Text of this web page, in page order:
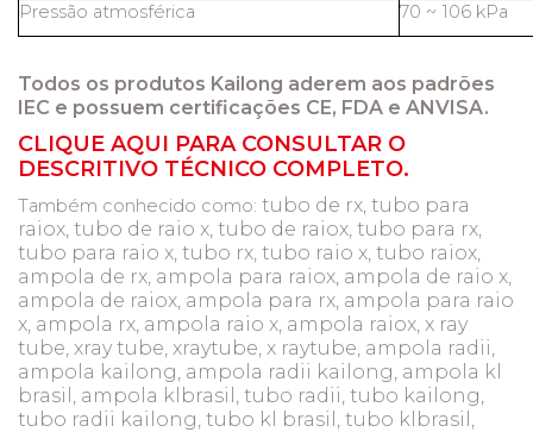
Pressão atmosférica
70 ~ 106 kPa
Todos os produtos Kailong aderem aos padrões
IEC e possuem certificações CE, FDA e ANVISA.
CLIQUE AQUI PARA CONSULTAR O
DESCRITIVO TÉCNICO COMPLETO.
Também conhecido como: tubo de rx, tubo para
raiox, tubo de raio x, tubo de raiox, tubo para rx,
tubo para raio x, tubo rx, tubo raio x, tubo raiox,
ampola de rx, ampola para raiox, ampola de raio x,
ampola de raiox, ampola para rx, ampola para raio
x, ampola rx, ampola raio x, ampola raiox, x ray
tube, xray tube, xraytube, x raytube, ampola radii,
ampola kailong, ampola radii kailong, ampola kl
brasil, ampola klbrasil, tubo radii, tubo kailong,
tubo radii kailong, tubo kl brasil, tubo klbrasil,